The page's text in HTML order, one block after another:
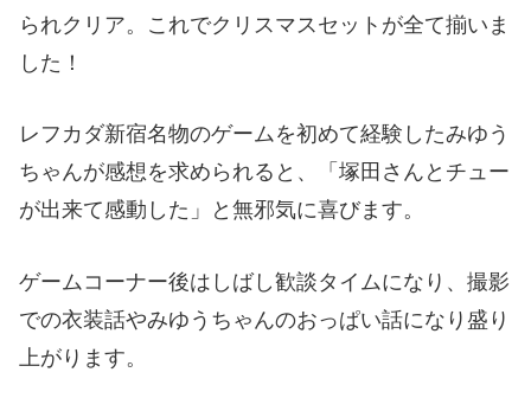
られクリア。これでクリスマスセットが全て揃いま
した！
レフカダ新宿名物のゲームを初めて経験したみゆう
ちゃんが感想を求められると、「塚田さんとチュー
が出来て感動した」と無邪気に喜びます。
ゲームコーナー後はしばし歓談タイムになり、撮影
での衣装話やみゆうちゃんのおっぱい話になり盛り
上がります。